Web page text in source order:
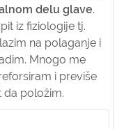
delu glave.
iz fiziologije tj.
na polaganje i
Mnogo me
i previše
da položim.